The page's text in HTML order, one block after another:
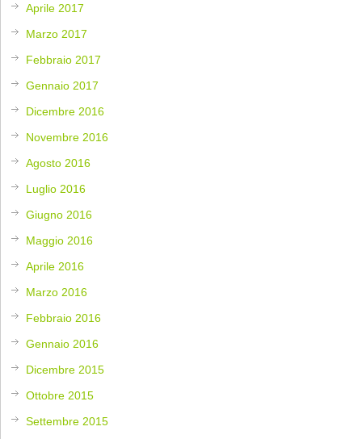
Aprile 2017
Marzo 2017
Febbraio 2017
Gennaio 2017
Dicembre 2016
Novembre 2016
Agosto 2016
Luglio 2016
Giugno 2016
Maggio 2016
Aprile 2016
Marzo 2016
Febbraio 2016
Gennaio 2016
Dicembre 2015
Ottobre 2015
Settembre 2015